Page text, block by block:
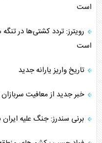
است
رویترز: تردد کشتی‌ها در
است
تاریخ واریز یارانه جدید
خبر جدید از معافیت سربازان
برنی سندرز: جنگ علیه